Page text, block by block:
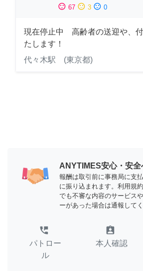
sentiment_satisfied 67 sentiment_neutral 3 sentiment_dissatisfied 0
現在停止中 高齢者の送迎や、
たします！
代々木駅 (東京都)
ANYTIMES安心・安
報酬は取引前に事務局に支
に振り込まれます。利用規
でも不審な内容のサービス
ーがあった場合は通報してく
perm_phone_msg
パトロー
ル
assignment_ind
本人確認